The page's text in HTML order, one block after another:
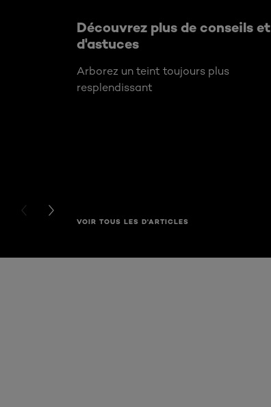
Découvrez plus de conseils et
d'astuces
Arborez un teint toujours plus
resplendissant
PREVIOUS CARD
NEXT CARD
VOIR TOUS LES D'ARTICLES